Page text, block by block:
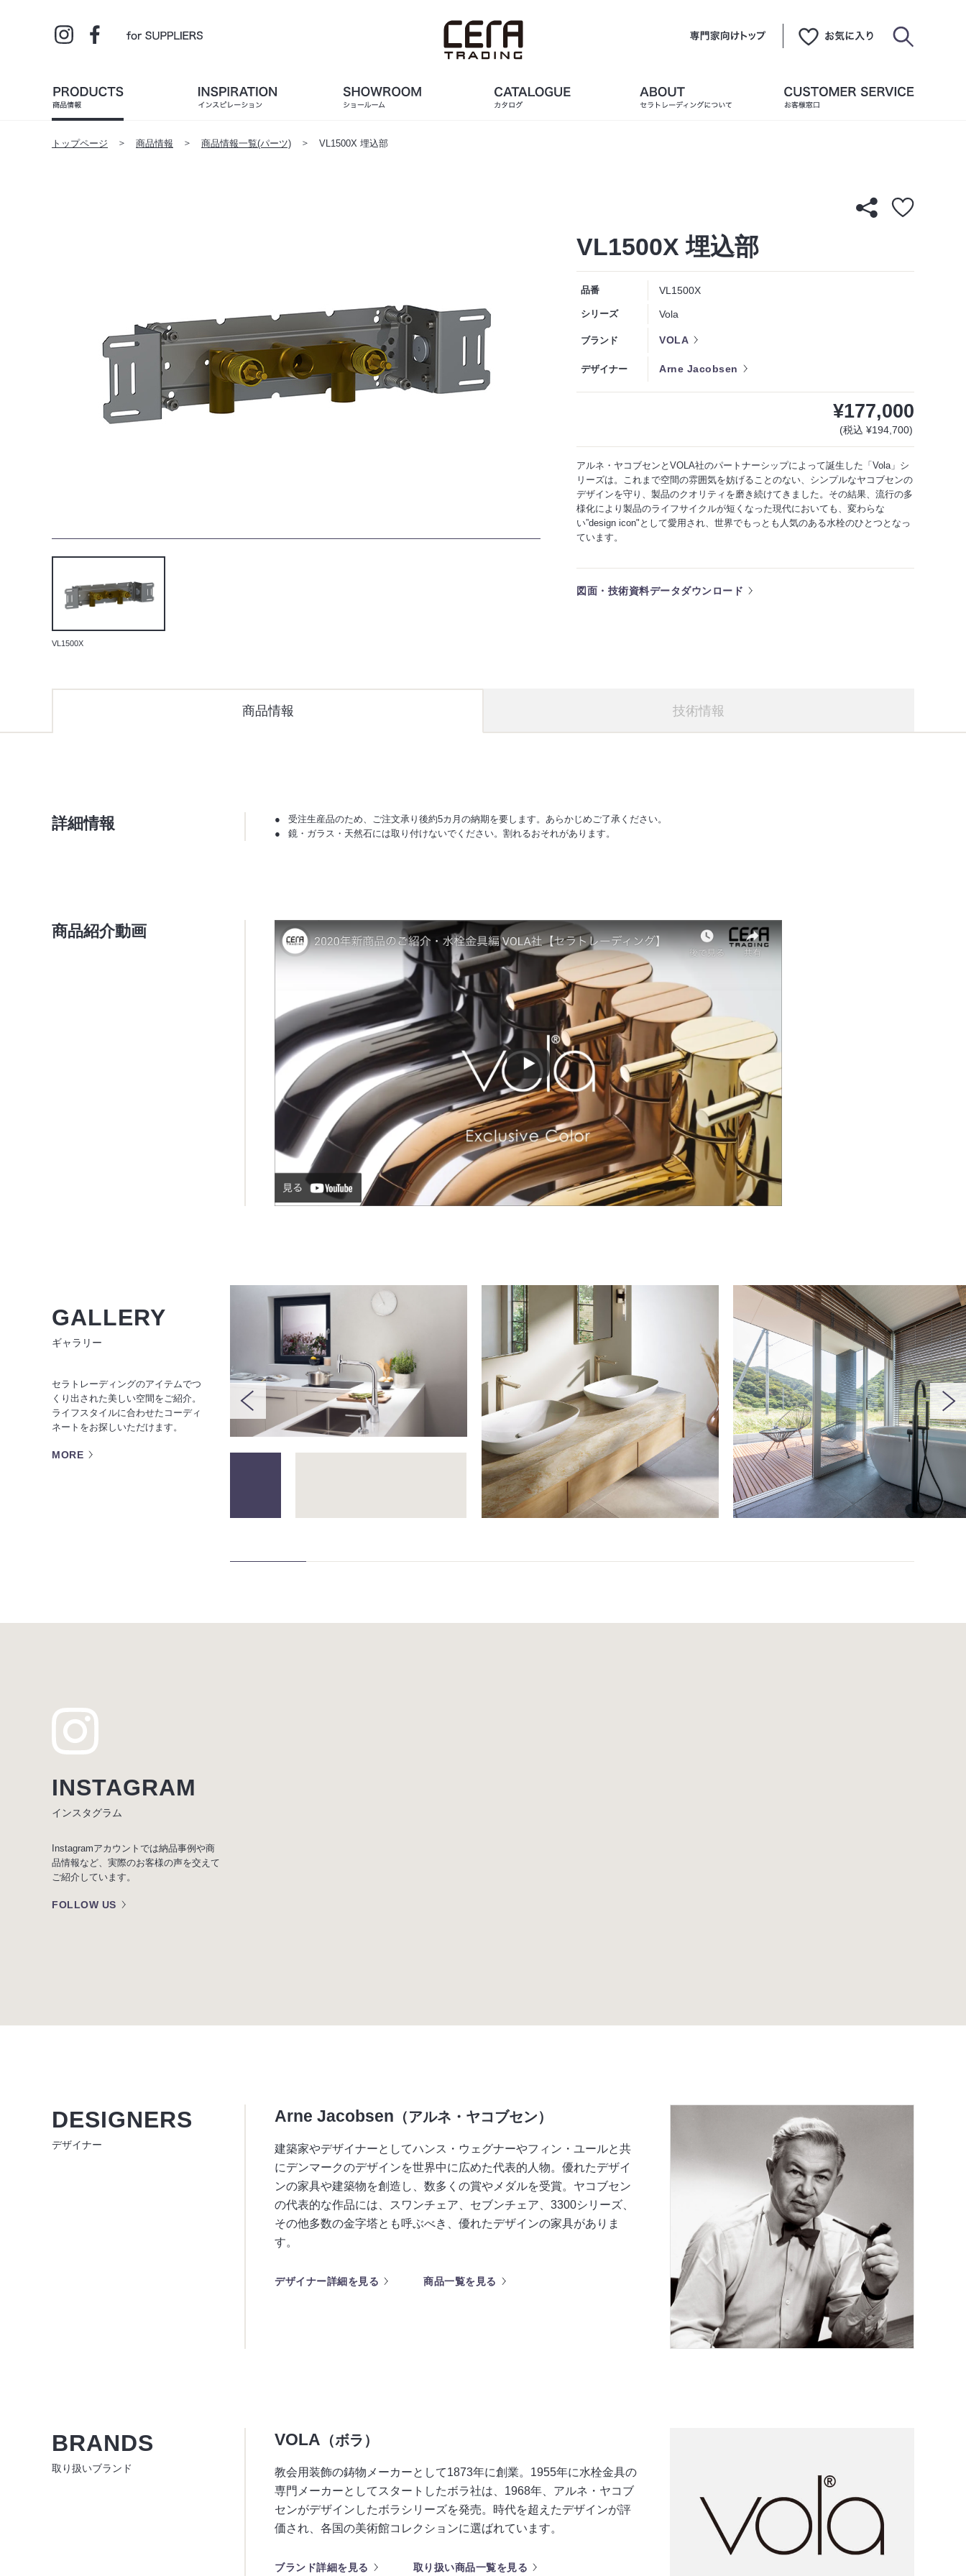
トップページ 商品情報 商品情報一覧(パーツ) VL1500X 埋込部
VL1500X
VL1500X 埋込部
品番 VL1500X
シリーズ Vola
ブランド VOLA
デザイナー Arne Jacobsen
¥177,000
(税込 ¥194,700)
アルネ・ヤコブセンとVOLA社のパートナーシップによって誕生した「Vola」シ
リーズは。これまで空間の雰囲気を妨げることのない、シンプルなヤコブセンの
デザインを守り、製品のクオリティを磨き続けてきました。その結果、流行の多
様化により製品のライフサイクルが短くなった現代においても、変わらな
い”design icon"として愛用され、世界でもっとも人気のある水栓のひとつとなっ
ています。
図面・技術資料データダウンロード
商品情報 技術情報
詳細情報
受注生産品のため、ご注文承り後約5カ月の納期を要します。あらかじめご了承ください。
鏡・ガラス・天然石には取り付けないでください。割れるおそれがあります。
商品紹介動画
GALLERY
ギャラリー
セラトレーディングのアイテムでつ
くり出された美しい空間をご紹介。
ライフスタイルに合わせたコーディ
ネートをお探しいただけます。
MORE
INSTAGRAM
インスタグラム
Instagramアカウントでは納品事例や商
品情報など、実際のお客様の声を交えて
ご紹介しています。
FOLLOW US
DESIGNERS
デザイナー
Arne Jacobsen （アルネ・ヤコブセン）
建築家やデザイナーとしてハンス・ウェグナーやフィン・ユールと共
にデンマークのデザインを世界中に広めた代表的人物。優れたデザイ
ンの家具や建築物を創造し、数多くの賞やメダルを受賞。ヤコブセン
の代表的な作品には、スワンチェア、セブンチェア、3300シリーズ、
その他多数の金字塔とも呼ぶべき、優れたデザインの家具がありま
す。
デザイナー詳細を見る 商品一覧を見る
BRANDS
取り扱いブランド
VOLA （ボラ）
教会用装飾の鋳物メーカーとして1873年に創業。1955年に水栓金具の
専門メーカーとしてスタートしたボラ社は、1968年、アルネ・ヤコブ
センがデザインしたボラシリーズを発売。時代を超えたデザインが評
価され、各国の美術館コレクションに選ばれています。
ブランド詳細を見る 取り扱い商品一覧を見る